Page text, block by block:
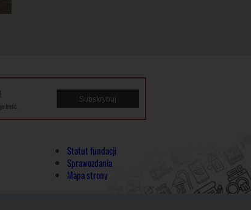
treść.
Statut fundacji
Sprawozdania
Mapa strony